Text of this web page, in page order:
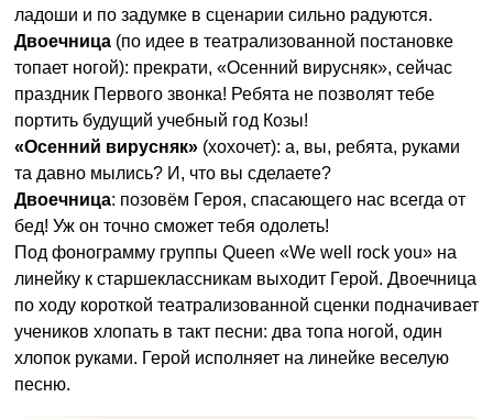
ладоши и по задумке в сценарии сильно радуются.
Двоечница (по идее в театрализованной постановке
топает ногой): прекрати, «Осенний вирусняк», сейчас
праздник Первого звонка! Ребята не позволят тебе
портить будущий учебный год Козы!
«Осенний вирусняк» (хохочет): а, вы, ребята, руками
та давно мылись? И, что вы сделаете?
Двоечница: позовём Героя, спасающего нас всегда от
бед! Уж он точно сможет тебя одолеть!
Под фонограмму группы Queen «We well rock you» на
линейку к старшеклассникам выходит Герой. Двоечница
по ходу короткой театрализованной сценки подначивает
учеников хлопать в такт песни: два топа ногой, один
хлопок руками. Герой исполняет на линейке веселую
песню.